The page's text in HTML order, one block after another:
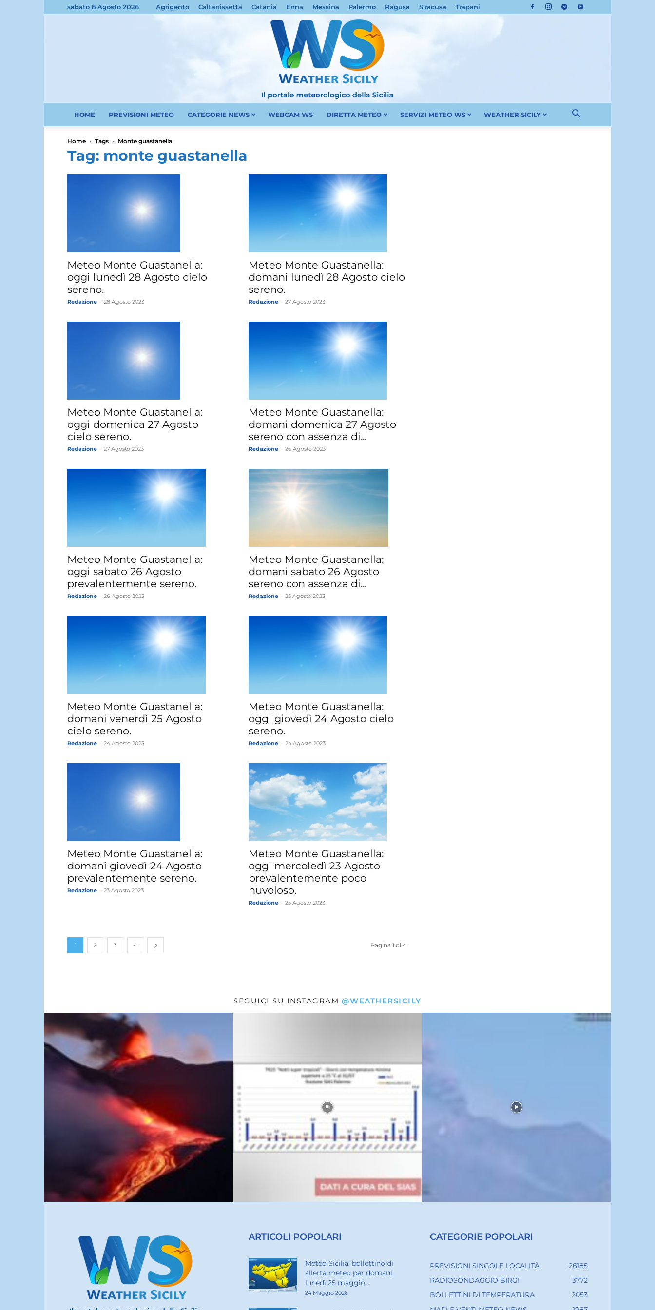
sabato 8 Agosto 2026 Agrigento Caltanissetta Catania Enna Messina Palermo Ragusa Siracusa Trapani
»
Weather
HOME PREVISIONI METEO CATEGORIE NEWS WEBCAM WS DIRETTA METEO SERVIZI METEO WS WEATHER SICILY
Home Tags Monte guastanella
Tag: monte guastanella
Meteo Monte Guastanella:
oggi lunedì 28 Agosto cielo
sereno.
Redazione 28 Agosto 2023
Meteo Monte Guastanella:
domani lunedì 28 Agosto cielo
sereno.
Redazione 27 Agosto 2023
Meteo Monte Guastanella:
oggi domenica 27 Agosto
cielo sereno.
Redazione 27 Agosto 2023
Meteo Monte Guastanella:
domani domenica 27 Agosto
sereno con assenza di...
Redazione 26 Agosto 2023
Meteo Monte Guastanella:
oggi sabato 26 Agosto
prevalentemente sereno.
Redazione 26 Agosto 2023
Meteo Monte Guastanella:
domani sabato 26 Agosto
sereno con assenza di...
Redazione 25 Agosto 2023
Meteo Monte Guastanella:
domani venerdì 25 Agosto
cielo sereno.
Redazione 24 Agosto 2023
Meteo Monte Guastanella:
oggi giovedì 24 Agosto cielo
sereno.
Redazione 24 Agosto 2023
Meteo Monte Guastanella:
domani giovedì 24 Agosto
prevalentemente sereno.
Redazione 23 Agosto 2023
Meteo Monte Guastanella:
oggi mercoledì 23 Agosto
prevalentemente poco
nuvoloso.
Redazione 23 Agosto 2023
1 2 3 4 Pagina 1 di 4
SEGUICI SU INSTAGRAM @WEATHERSICILY
ARTICOLI POPOLARI
Meteo Sicilia: bollettino di
allerta meteo per domani,
lunedì 25 maggio...
24 Maggio 2026
CATEGORIE POPOLARI
PREVISIONI SINGOLE LOCALITÀ
26185
RADIOSONDAGGIO BIRGI
3772
BOLLETTINI DI TEMPERATURA
2053